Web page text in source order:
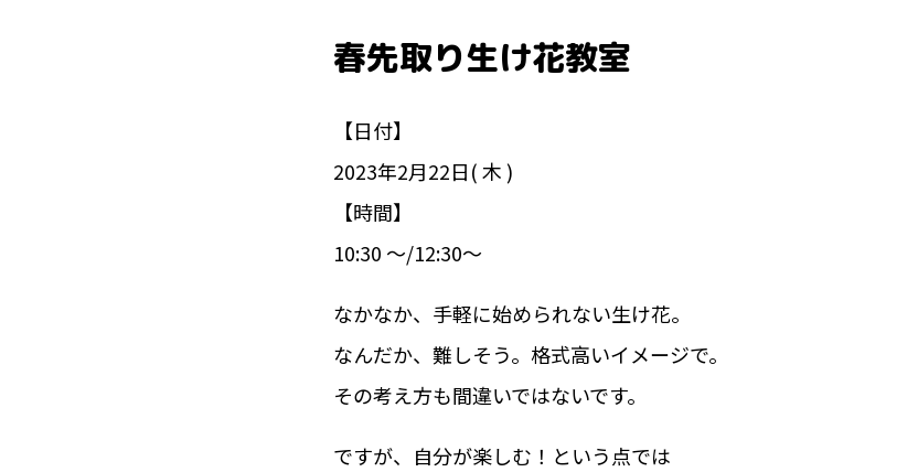
春先取り生け花教室
【日付】
2023年2月22日( 木 )
【時間】
10:30 〜/12:30〜
なかなか、手軽に始められない生け花。
なんだか、難しそう。格式高いイメージで。
その考え方も間違いではないです。
ですが、自分が楽しむ！という点では